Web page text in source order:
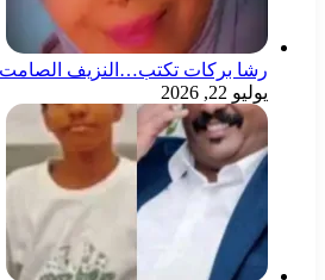
رشا بركات تكتب…النزيف
يوليو 22, 2026